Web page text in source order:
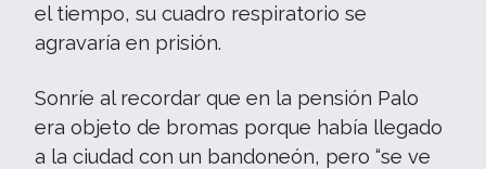
el tiempo, su cuadro respiratorio se
agravaría en prisión.
Sonríe al recordar que en la pensión Palo
era objeto de bromas porque había llegado
a la ciudad con un bandoneón, pero “se ve